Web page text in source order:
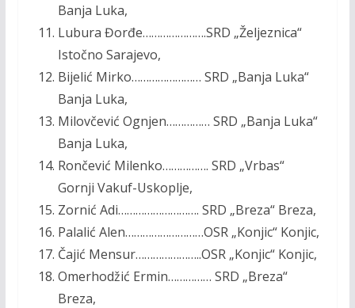
Banja Luka,
Lubura Đorđe………………….SRD „Željeznica“
Istočno Sarajevo,
Bijelić Mirko…………………… SRD „Banja Luka“
Banja Luka,
Milovčević Ognjen…………… SRD „Banja Luka“
Banja Luka,
Rončević Milenko……………. SRD „Vrbas“
Gornji Vakuf-Uskoplje,
Zornić Adi………………………. SRD „Breza“ Breza,
Palalić Alen………………………OSR „Konjic“ Konjic,
Čajić Mensur…………………..OSR „Konjic“ Konjic,
Omerhodžić Ermin…………… SRD „Breza“
Breza,